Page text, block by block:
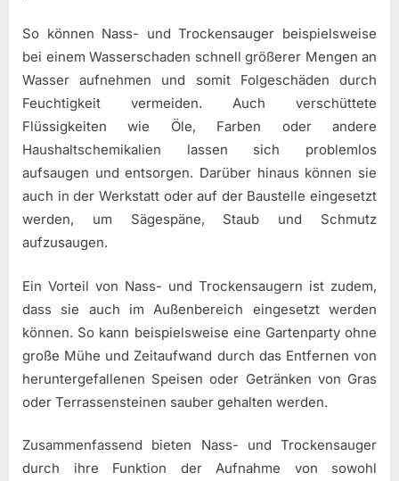
So können Nass- und Trockensauger beispielsweise
bei einem Wasserschaden schnell größerer Mengen an
Wasser aufnehmen und somit Folgeschäden durch
Feuchtigkeit vermeiden. Auch verschüttete
Flüssigkeiten wie Öle, Farben oder andere
Haushaltschemikalien lassen sich problemlos
aufsaugen und entsorgen. Darüber hinaus können sie
auch in der Werkstatt oder auf der Baustelle eingesetzt
werden, um Sägespäne, Staub und Schmutz
aufzusaugen.
Ein Vorteil von Nass- und Trockensaugern ist zudem,
dass sie auch im Außenbereich eingesetzt werden
können. So kann beispielsweise eine Gartenparty ohne
große Mühe und Zeitaufwand durch das Entfernen von
heruntergefallenen Speisen oder Getränken von Gras
oder Terrassensteinen sauber gehalten werden.
Zusammenfassend bieten Nass- und Trockensauger
durch ihre Funktion der Aufnahme von sowohl